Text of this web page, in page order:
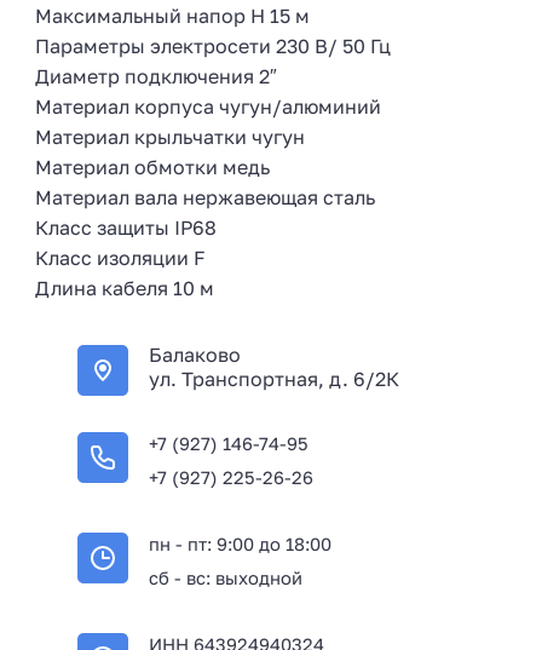
Максимальный напор H 15 м
Параметры электросети 230 В/ 50 Гц
Диаметр подключения 2″
Материал корпуса чугун/алюминий
Материал крыльчатки чугун
Материал обмотки медь
Материал вала нержавеющая сталь
Класс защиты IP68
Класс изоляции F
Длина кабеля 10 м
Балаково
ул. Транспортная, д. 6/2К
+7 (927) 146-74-95
+7 (927) 225-26-26
пн - пт: 9:00 до 18:00
сб - вс: выходной
ИНН 643924940324